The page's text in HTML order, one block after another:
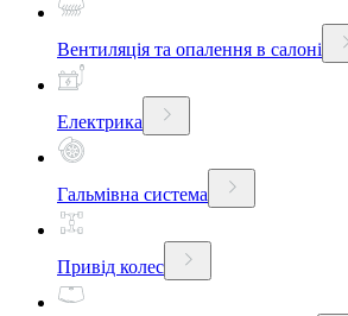
Вентиляція та опалення в салоні
Електрика
Гальмівна система
Привід колес